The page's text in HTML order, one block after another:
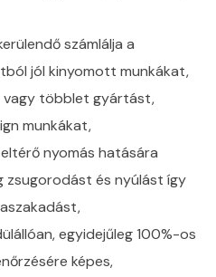
számlálja a
jól kinyomott munkákat,
vagy többlet gyártást,
munkákat,
nyomás hatására
zsugorodást és nyúlást így
egyidejűleg 100%-os
képes,